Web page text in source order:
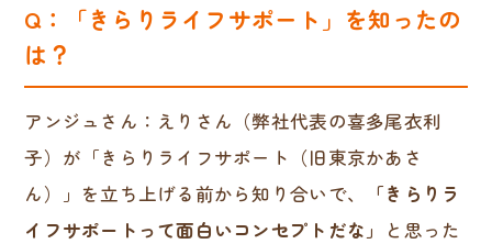
Q：「きらりライフサポート」を知ったの
は？
アンジュさん：えりさん（弊社代表の喜多尾衣利
子）が「きらりライフサポート（旧東京かあさ
ん）」を立ち上げる前から知り合いで、
「きらりラ
イフサポートって面白いコンセプトだな」
と思った